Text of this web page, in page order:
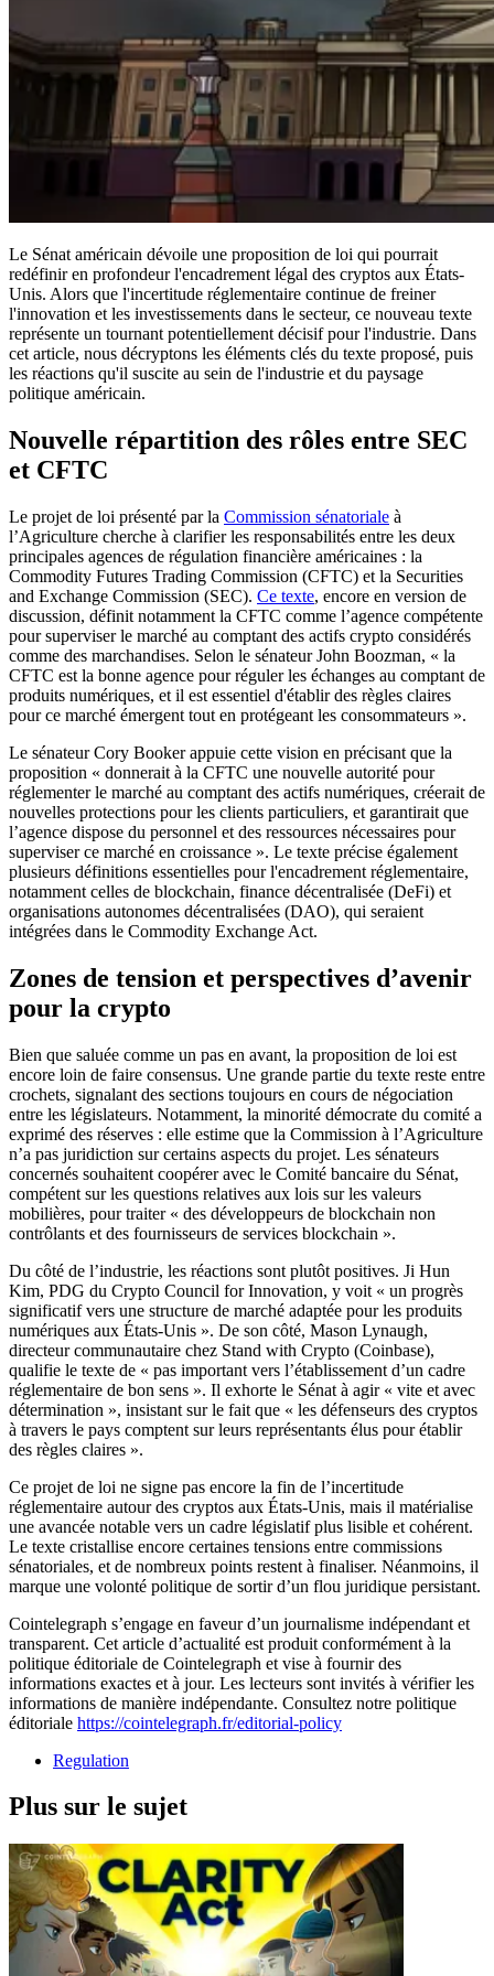
Le Sénat américain dévoile une proposition de loi qui pourrait
redéfinir en profondeur l'encadrement légal des cryptos aux États-
Unis. Alors que l'incertitude réglementaire continue de freiner
l'innovation et les investissements dans le secteur, ce nouveau texte
représente un tournant potentiellement décisif pour l'industrie. Dans
cet article, nous décryptons les éléments clés du texte proposé, puis
les réactions qu'il suscite au sein de l'industrie et du paysage
politique américain.
Nouvelle répartition des rôles entre SEC
et CFTC
Le projet de loi présenté par la Commission sénatoriale à
l’Agriculture cherche à clarifier les responsabilités entre les deux
principales agences de régulation financière américaines : la
Commodity Futures Trading Commission (CFTC) et la Securities
and Exchange Commission (SEC). Ce texte, encore en version de
discussion, définit notamment la CFTC comme l’agence compétente
pour superviser le marché au comptant des actifs crypto considérés
comme des marchandises. Selon le sénateur John Boozman, « la
CFTC est la bonne agence pour réguler les échanges au comptant de
produits numériques, et il est essentiel d'établir des règles claires
pour ce marché émergent tout en protégeant les consommateurs ».
Le sénateur Cory Booker appuie cette vision en précisant que la
proposition « donnerait à la CFTC une nouvelle autorité pour
réglementer le marché au comptant des actifs numériques, créerait de
nouvelles protections pour les clients particuliers, et garantirait que
l’agence dispose du personnel et des ressources nécessaires pour
superviser ce marché en croissance ». Le texte précise également
plusieurs définitions essentielles pour l'encadrement réglementaire,
notamment celles de blockchain, finance décentralisée (DeFi) et
organisations autonomes décentralisées (DAO), qui seraient
intégrées dans le Commodity Exchange Act.
Zones de tension et perspectives d’avenir
pour la crypto
Bien que saluée comme un pas en avant, la proposition de loi est
encore loin de faire consensus. Une grande partie du texte reste entre
crochets, signalant des sections toujours en cours de négociation
entre les législateurs. Notamment, la minorité démocrate du comité a
exprimé des réserves : elle estime que la Commission à l’Agriculture
n’a pas juridiction sur certains aspects du projet. Les sénateurs
concernés souhaitent coopérer avec le Comité bancaire du Sénat,
compétent sur les questions relatives aux lois sur les valeurs
mobilières, pour traiter « des développeurs de blockchain non
contrôlants et des fournisseurs de services blockchain ».
Du côté de l’industrie, les réactions sont plutôt positives. Ji Hun
Kim, PDG du Crypto Council for Innovation, y voit « un progrès
significatif vers une structure de marché adaptée pour les produits
numériques aux États-Unis ». De son côté, Mason Lynaugh,
directeur communautaire chez Stand with Crypto (Coinbase),
qualifie le texte de « pas important vers l’établissement d’un cadre
réglementaire de bon sens ». Il exhorte le Sénat à agir « vite et avec
détermination », insistant sur le fait que « les défenseurs des cryptos
à travers le pays comptent sur leurs représentants élus pour établir
des règles claires ».
Ce projet de loi ne signe pas encore la fin de l’incertitude
réglementaire autour des cryptos aux États-Unis, mais il matérialise
une avancée notable vers un cadre législatif plus lisible et cohérent.
Le texte cristallise encore certaines tensions entre commissions
sénatoriales, et de nombreux points restent à finaliser. Néanmoins, il
marque une volonté politique de sortir d’un flou juridique persistant.
Cointelegraph s’engage en faveur d’un journalisme indépendant et
transparent. Cet article d’actualité est produit conformément à la
politique éditoriale de Cointelegraph et vise à fournir des
informations exactes et à jour. Les lecteurs sont invités à vérifier les
informations de manière indépendante. Consultez notre politique
éditoriale https://cointelegraph.fr/editorial-policy
Regulation
Plus sur le sujet